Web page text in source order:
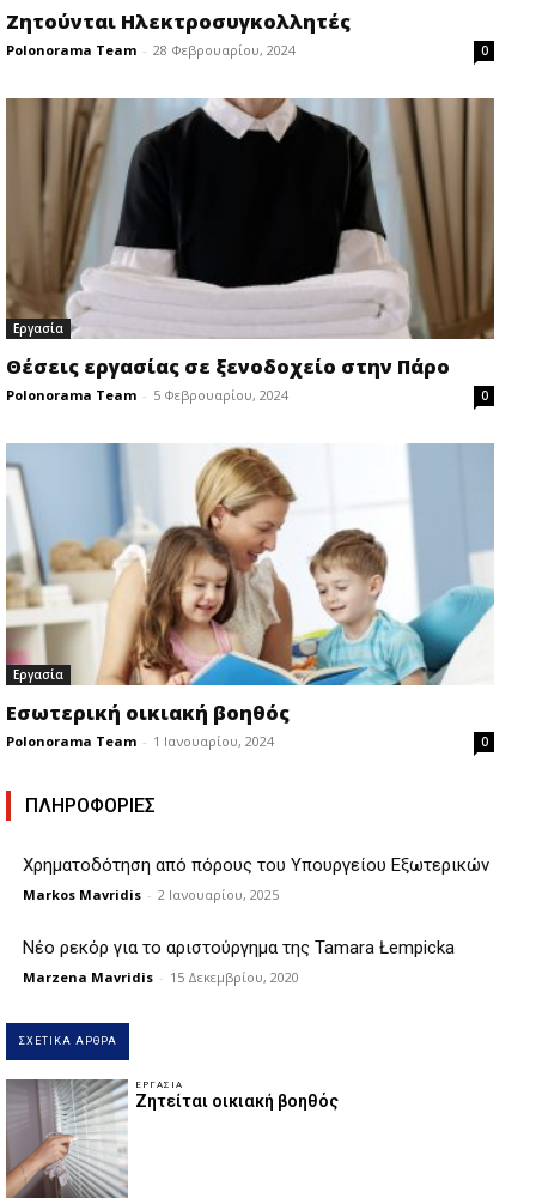
Ζητούνται Ηλεκτροσυγκολλητές
Polonorama Team - 28 Φεβρουαρίου, 2024 0
Εργασία
Θέσεις εργασίας σε ξενοδοχείο στην Πάρο
Polonorama Team - 5 Φεβρουαρίου, 2024 0
Εργασία
Εσωτερική οικιακή βοηθός
Polonorama Team - 1 Ιανουαρίου, 2024 0
ΠΛΗΡΟΦΟΡΙΕΣ
Χρηματοδότηση από πόρους του Υπουργείου Εξωτερικών
Markos Mavridis - 2 Ιανουαρίου, 2025
Νέο ρεκόρ για το αριστούργημα της Tamara Łempicka
Marzena Mavridis - 15 Δεκεμβρίου, 2020
ΣΧΕΤΙΚΑ ΑΡΘΡΑ
ΕΡΓΑΣΊΑ
Ζητείται οικιακή βοηθός